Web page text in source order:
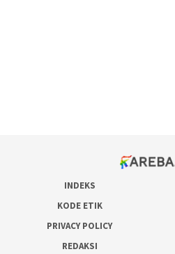
INDEKS
KODE ETIK
PRIVACY POLICY
REDAKSI